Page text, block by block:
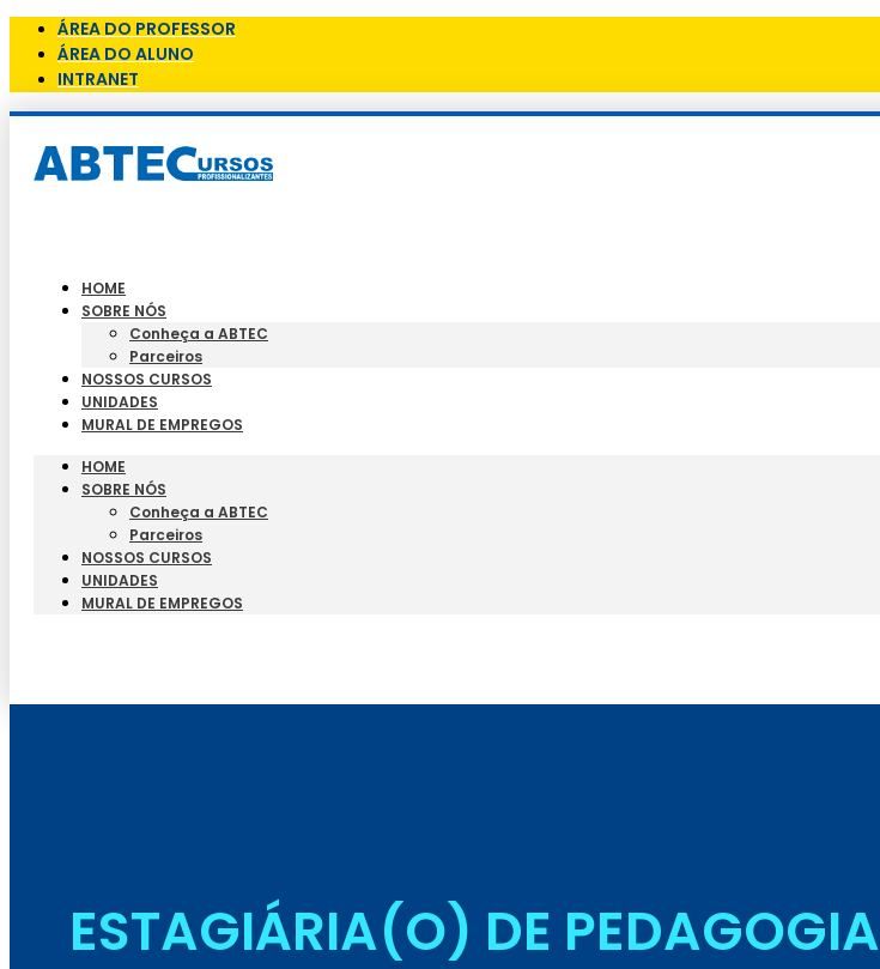
ÁREA DO PROFESSOR
ÁREA DO ALUNO
INTRANET
HOME
SOBRE NÓS
Conheça a ABTEC
Parceiros
NOSSOS CURSOS
UNIDADES
MURAL DE EMPREGOS
HOME
SOBRE NÓS
Conheça a ABTEC
Parceiros
NOSSOS CURSOS
UNIDADES
MURAL DE EMPREGOS
ESTAGIÁRIA(O) DE PEDAGOGIA